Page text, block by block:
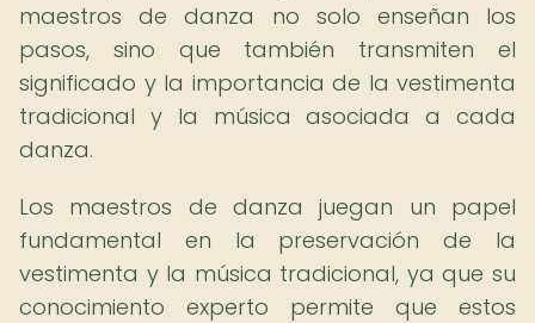
maestros de danza no solo enseñan los
pasos, sino que también transmiten el
significado y la importancia de la vestimenta
tradicional y la música asociada a cada
danza.
Los maestros de danza juegan un papel
fundamental en la preservación de la
vestimenta y la música tradicional, ya que su
conocimiento experto permite que estos